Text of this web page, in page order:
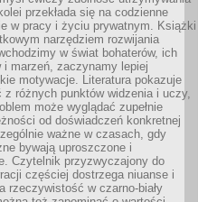
przekłada się na codzienne
w pracy i życiu prywatnym. Książki
narzędziem rozwijania
w świat bohaterów, ich
i marzeń, zaczynamy lepiej
motywacje. Literatura pokazuje
z różnych punktów widzenia i uczy,
może wyglądać zupełnie
od doświadczeń konkretnej
ważne w czasach, gdy
bywają uproszczone i
Czytelnik przyzwyczajony do
częściej dostrzega niuanse i
rzeczywistość w czarno-biały